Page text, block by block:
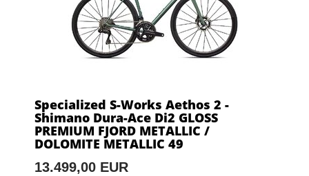
Specialized S-Works Aethos 2 -
Shimano Dura-Ace Di2 GLOSS
PREMIUM FJORD METALLIC /
DOLOMITE METALLIC 49
13.499,00 EUR